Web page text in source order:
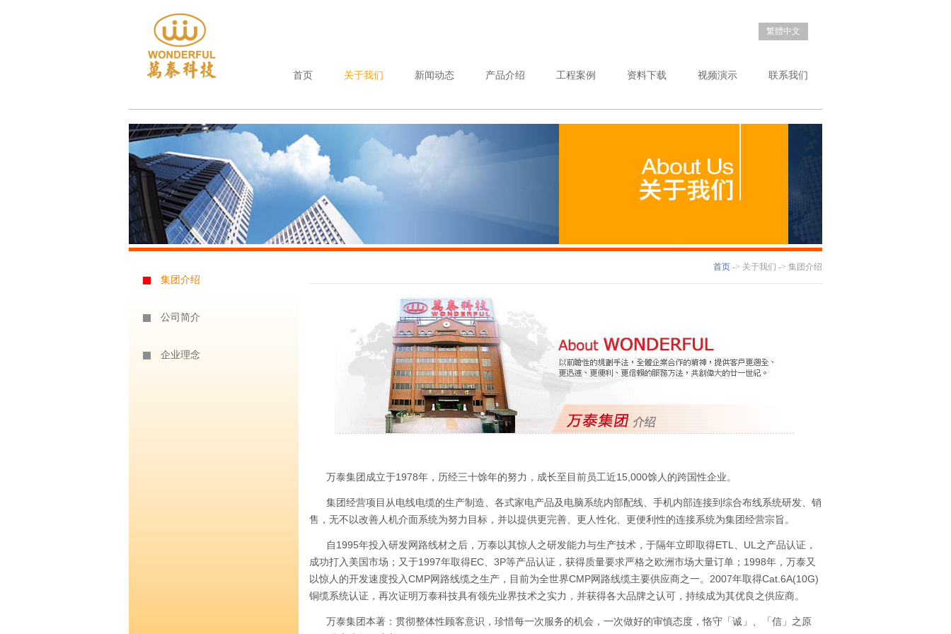
繁體中文
首页 关于我们 新闻动态 产品介绍 工程案例 资料下载 视频演示 联系我们
集团介绍
公司简介
企业理念
首页 -> 关于我们 -> 集团介绍
万泰集团成立于1978年，历经三十馀年的努力，成长至目前员工近15,000馀人的跨国性企业。
集团经营项目从电线电缆的生产制造、各式家电产品及电脑系统内部配线、手机内部连接到综合布线系统研发、销
售，无不以改善人机介面系统为努力目标，并以提供更完善、更人性化、更便利性的连接系统为集团经营宗旨。
自1995年投入研发网路线材之后，万泰以其惊人之研发能力与生产技术，于隔年立即取得ETL、UL之产品认证，
成功打入美国市场；又于1997年取得EC、3P等产品认证，获得质量要求严格之欧洲市场大量订单；1998年，万泰又
以惊人的开发速度投入CMP网路线缆之生产，目前为全世界CMP网路线缆主要供应商之一。2007年取得Cat.6A(10G)
铜缆系统认证，再次证明万泰科技具有领先业界技术之实力，并获得各大品牌之认可，持续成为其优良之供应商。
万泰集团本著：贯彻整体性顾客意识，珍惜每一次服务的机会，一次做好的审慎态度，恪守「诚」、「信」之原